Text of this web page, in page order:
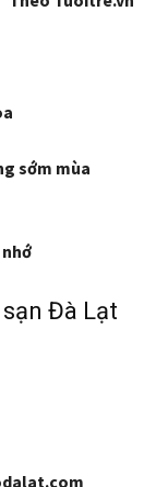
sớm mùa
Đà Lạt